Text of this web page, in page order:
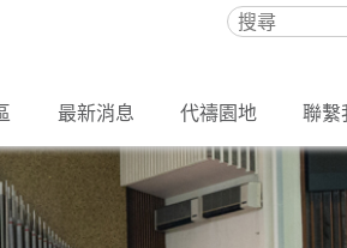
最新消息 代禱園地 聯繫